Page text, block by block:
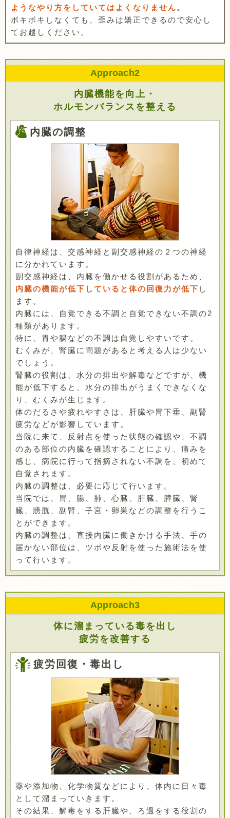
ようなやり方をしていてはよくなりません。
ボキボキしなくても、歪みは矯正できるので安心し
てお越しください。
Approach2
内臓機能を向上・
ホルモンバランスを整える
内臓の調整
自律神経は、交感神経と副交感神経の２つの神経
に分かれています。
副交感神経は、内臓を働かせる役割があるため、
内臓の機能が低下していると体の回復力が低下 し
ます。
内臓には、自覚できる不調と自覚できない不調の2
種類があります。
特に、胃や腸などの不調は自覚しやすいです。
むくみが、腎臓に問題があると考える人は少ない
でしょう。
腎臓の役割は、水分の排出や解毒などですが、機
能が低下すると、水分の排出がうまくできなくな
り、むくみが生じます。
体のだるさや疲れやすさは、肝臓や胃下垂、副腎
疲労などが影響しています。
当院に来て、反射点を使った状態の確認や、不調
のある部位の内臓を確認することにより、痛みを
感じ、病院に行って指摘されない不調を、初めて
自覚されます。
内臓の調整は、必要に応じて行います。
当院では、胃、腸、肺、心臓、肝臓、膵臓、腎
臓、膀胱、副腎、子宮・卵巣などの調整を行うこ
とができます。
内臓の調整は、直接内臓に働きかける手法、手の
届かない部位は、ツボや反射を使った施術法を使
って行います。
Approach3
体に溜まっている毒を出し
疲労を改善する
疲労回復・毒出し
薬や添加物、化学物質などにより、体内に日々毒
として溜まっていきます。
その結果、解毒をする肝臓や、ろ過をする役割の